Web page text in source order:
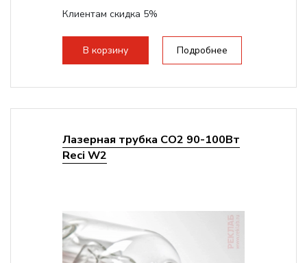
Клиентам скидка 5%
В корзину Подробнее
Лазерная трубка CO2 90-100Вт
Reci W2